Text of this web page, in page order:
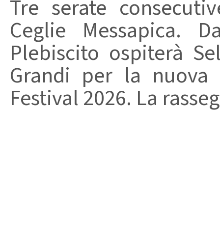
Tre serate
Ceglie Messapica.
Plebiscito ospiterà
Grandi per la
Festival 2026. La